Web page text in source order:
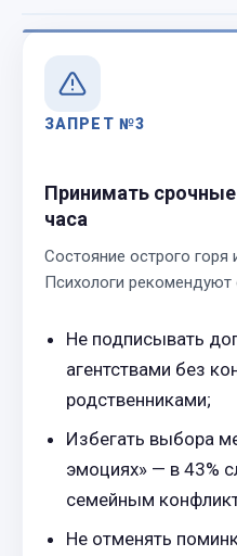
ЗАПРЕТ №3
Принимать
часа
Состояние острого горя
Психологи
Не подписывать
агентствами без
родственниками;
Избегать выбора
эмоциях» — в 43%
семейным
Не отменять